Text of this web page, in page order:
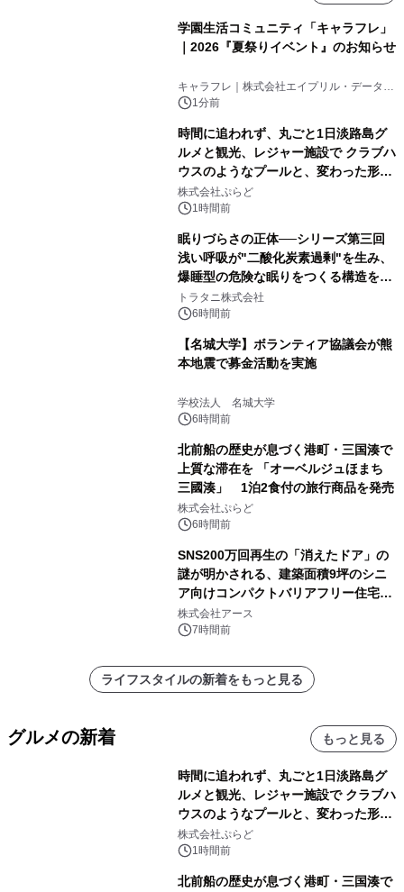
学園生活コミュニティ「キャラフレ」
｜2026『夏祭りイベント』のお知らせ
キャラフレ｜株式会社エイプリル・データ・
デザインズ
1分前
時間に追われず、丸ごと1日淡路島グ
ルメと観光、レジャー施設で クラブハ
ウスのようなプールと、変わった形の
サウナも 「THE BOXY AWAJI」のお
得な素泊まり連泊プランで
株式会社ぷらど
1時間前
眠りづらさの正体──シリーズ第三回
浅い呼吸が"二酸化炭素過剰"を生み、
爆睡型の危険な眠りをつくる構造を解
説
トラタニ株式会社
6時間前
【名城大学】ボランティア協議会が熊
本地震で募金活動を実施
学校法人 名城大学
6時間前
北前船の歴史が息づく港町・三国湊で
上質な滞在を 「オーベルジュほまち
三國湊」 1泊2食付の旅行商品を発売
株式会社ぷらど
6時間前
SNS200万回再生の「消えたドア」の
謎が明かされる、建築面積9坪のシニ
ア向けコンパクトバリアフリー住宅が
誕生
株式会社アース
7時間前
ライフスタイルの新着をもっと見る
グルメの新着 もっと見る
時間に追われず、丸ごと1日淡路島グ
ルメと観光、レジャー施設で クラブハ
ウスのようなプールと、変わった形の
サウナも 「THE BOXY AWAJI」のお
得な素泊まり連泊プランで
株式会社ぷらど
1時間前
北前船の歴史が息づく港町・三国湊で